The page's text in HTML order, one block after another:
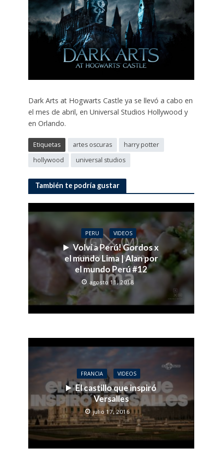
Dark Arts at Hogwarts Castle ya se llevó a cabo en
el mes de abril, en Universal Studios Hollywood y
en Orlando.
Etiquetas artes oscuras
harry potter
hollywood
universal studios
También te podría gustar
PERU VIDEOS
Volví a Perú! Gordos x
el mundo Lima | Alan por
el mundo Perú #12
agosto 11, 2018
FRANCIA VIDEOS
El castillo que inspiró
Versalles
julio 17, 2016